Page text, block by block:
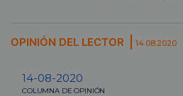
OPINIÓN DEL LECTOR 14.08.2020
14-08-2020
COLUMNA DE OPINIÓN